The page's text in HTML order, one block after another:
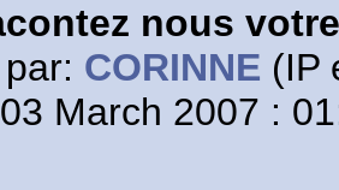
nous
CORINNE (IP
March 2007 :